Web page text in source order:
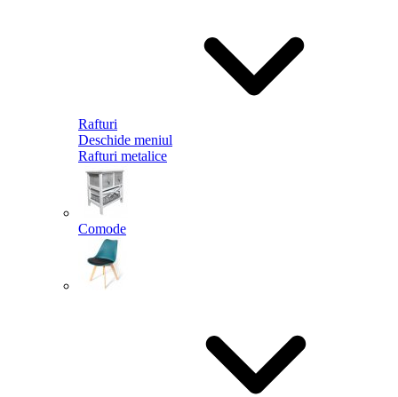
Rafturi
Deschide meniul
Rafturi metalice
Comode